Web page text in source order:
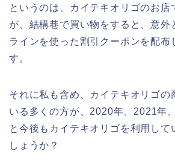
というのは、カイテキオリゴのお店
が、結構巷で買い物をすると、意外
ラインを使った割引クーポンを配布
す。
それに私も含め、カイテキオリゴの
いる多くの方が、2020年、2021年
と今後もカイテキオリゴを利用して
しょうか？